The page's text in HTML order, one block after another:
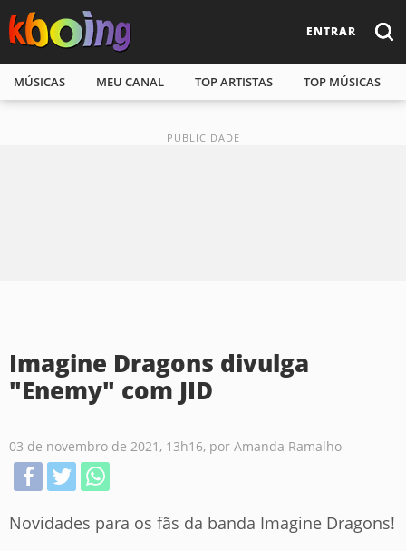
ENTRAR
MÚSICAS MEU CANAL TOP ARTISTAS TOP MÚSICAS
Imagine Dragons divulga
"Enemy" com JID
03 de novembro de 2021, 13h16, por Amanda Ramalho
Novidades para os fãs da banda Imagine Dragons!